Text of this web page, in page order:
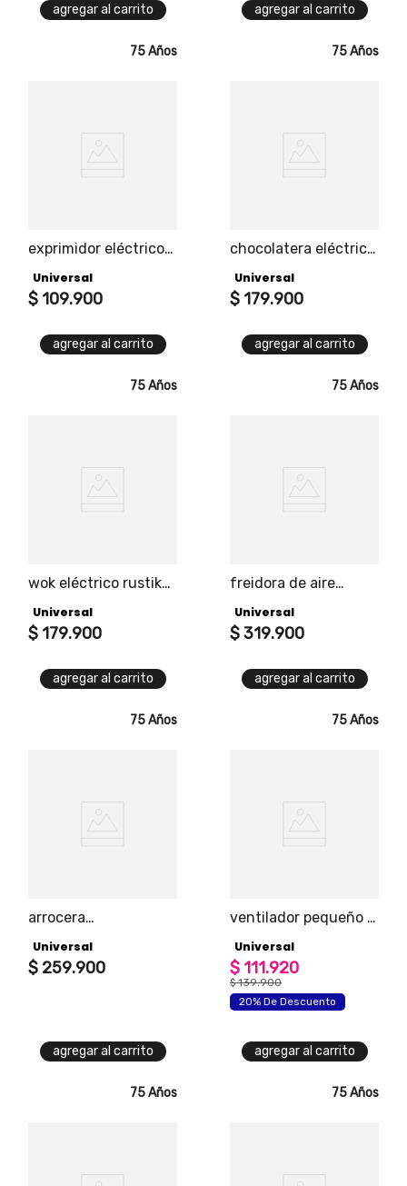
agregar al carrito agregar al carrito
75 Años
exprimidor eléctrico
tipo jarra, capacidad
1.5l, arranque
Universal
$ 109.900
agregar al carrito
75 Años
chocolatera eléctrica
4 funciones. jarra
desmontable,
bebidas en barra o en
Universal
$ 179.900
agregar al carrito
75 Años
wok eléctrico rustik
Universal
$ 179.900
agregar al carrito
75 Años
freidora de aire
universal 3.5 litros
Universal
$319.900
agregar al carrito
75 Años
arrocera
cook universal con
panel digital para que
Universal
$ 259.900
agregar al carrito
75 Años
ventilador pequeño 8
Universal
$ 111.920
$ 139.900
20% De Descuento
agregar al carrito
75 Años 75 Años